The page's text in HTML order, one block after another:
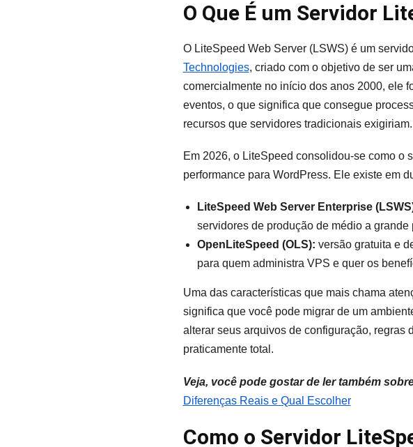
O Que É um Servidor
O LiteSpeed Web Server (LSWS) é um
Technologies, criado com o objetivo de ser
comercialmente no início dos anos 2000, ele
eventos, o que significa que consegue
recursos que servidores tradicionais exigiriam.
Em 2026, o LiteSpeed consolidou-se como o
performance para WordPress. Ele existe em
LiteSpeed Web Server Enterprise
servidores de produção de médio a grande
OpenLiteSpeed (OLS): versão gratuita e
para quem administra VPS e quer os
Uma das características que mais chama
significa que você pode migrar de um
alterar seus arquivos de configuração, regras
praticamente total.
Veja, você pode gostar de ler também
Diferenças Reais e Qual Escolher
Como o Servidor